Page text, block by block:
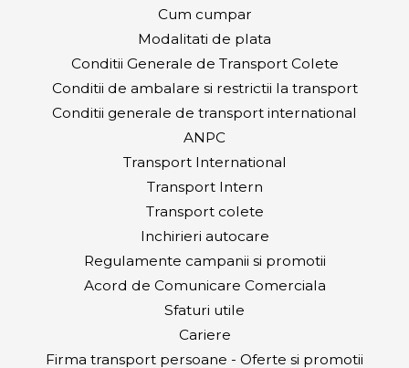
Cum cumpar
Modalitati de plata
Conditii Generale de Transport Colete
Conditii de ambalare si restrictii la transport
Conditii generale de transport international
ANPC
Transport International
Transport Intern
Transport colete
Inchirieri autocare
Regulamente campanii si promotii
Acord de Comunicare Comerciala
Sfaturi utile
Cariere
Firma transport persoane - Oferte si promotii